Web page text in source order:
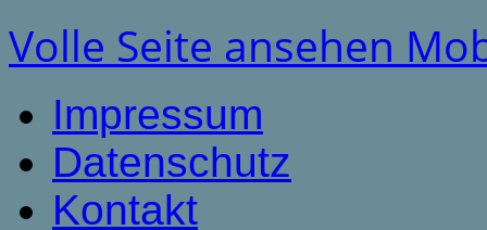
Volle Seite ansehen
Impressum
Datenschutz
Kontakt